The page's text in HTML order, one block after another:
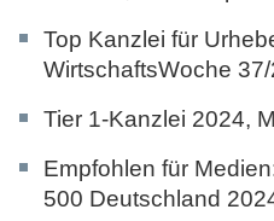
Top Kanzlei für
WirtschaftsWoche
Tier 1-Kanzlei 2024,
Empfohlen für
500 Deutschland